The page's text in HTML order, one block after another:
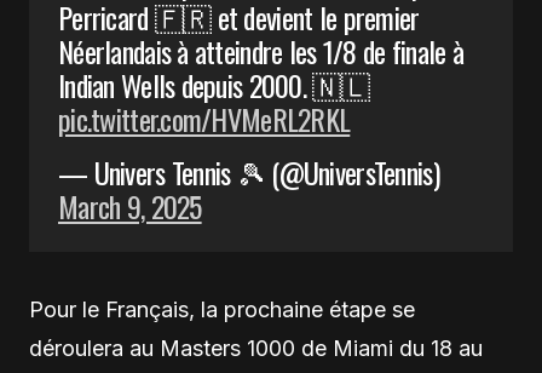
Perricard 🇫🇷 et devient le premier
Néerlandais à atteindre les 1/8 de finale à
Indian Wells depuis 2000. 🇳🇱
pic.twitter.com/HVMeRL2RKL
— Univers Tennis 🎾 (@UniversTennis)
March 9, 2025
Pour le Français, la prochaine étape se
déroulera au Masters 1000 de Miami du 18 au